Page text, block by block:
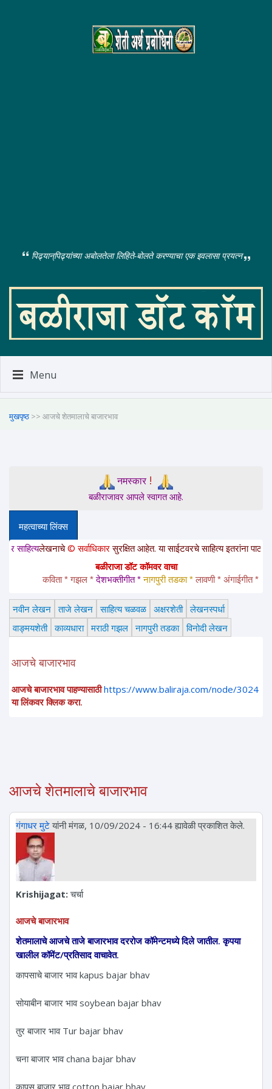
पिढ्यान्‌पिढ्यांच्या अबोलतेला लिहिते-बोलते करण्याचा एक इवलासा प्रयत्न
Menu
मुखपृष्ठ >> आजचे शेतमालाचे बाजारभाव
नमस्कार!
बळीराजावर आपले स्वागत आहे.
महत्वाच्या लिंक्स
लेखनाचे© सर्वाधिकारसुरक्षित आहेत. या साईटवरचे साहित्य इतरांना पाठवायचे
बळीराजा डॉट कॉमवर वाचा
कविता * गझल * देशभक्तीगीत * नागपुरी तडका * लावणी * अंगाईगीत *
नवीन लेखन ताजे लेखन साहित्य चळवळ अक्षरशेती लेखनस्पर्धा
वाङ्मयशेती काव्यधारा मराठी गझल नागपुरी तडका विनोदी लेखन
आजचे बाजारभाव
आजचे बाजारभाव पाहण्यासाठी https://www.baliraja.com/node/3024
या लिंकवर क्लिक करा.
आजचे शेतमालाचे बाजारभाव
गंगाधर मुटेयांनी मंगळ, 10/09/2024 - 16:44 ह्यावेळी प्रकाशित केले.
Krishijagat:चर्चा
आजचे बाजारभाव
शेतमालाचे आजचे ताजे बाजारभाव दररोज कॉमेन्टमध्ये दिले जातील. कृपया
खालील कॉमेंट/प्रतिसाद वाचावेत.
कापसाचे बाजार भाव kapus bajar bhav
सोयाबीन बाजार भाव soybean bajar bhav
तुर बाजार भाव Tur bajar bhav
चना बाजार भाव chana bajar bhav
कापूस बाजार भाव cotton bajar bhav